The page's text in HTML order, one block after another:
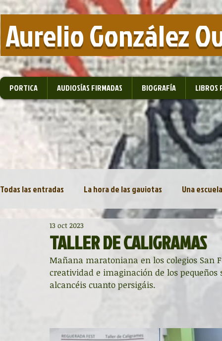
Aurelio González
PORTICA AUDIOSÍAS FIRMADAS BIOGRAFÍA LIBROS
Todas las entradas La hora de las gaviotas Una
Diccionario de mitos clásicos
Noche de Cumpleaños La rucha Asociación
TALLER DE CALIGRAMAS
13 oct 2023
Mañana maratoniana en los colegios San
creatividad e imaginación de los
alcancéis cuanto persigáis.